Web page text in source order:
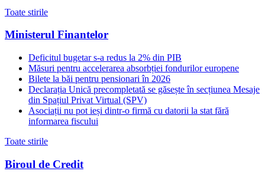
Toate stirile
Ministerul Finantelor
Deficitul bugetar s-a redus la 2% din PIB
Măsuri pentru accelerarea absorbției fondurilor europene
Bilete la băi pentru pensionari în 2026
Declarația Unică precompletată se găsește în secțiunea Mesaje
din Spațiul Privat Virtual (SPV)
Asociații nu pot ieși dintr-o firmă cu datorii la stat fără
informarea fiscului
Toate stirile
Biroul de Credit